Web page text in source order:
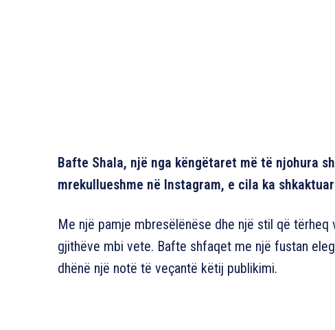
Bafte Shala, një nga këngëtaret më të njohura
mrekullueshme në Instagram, e cila ka
Me një pamje mbresëlënëse dhe një stil që
gjithëve mbi vete. Bafte shfaqet me një fustan
dhënë një notë të veçantë këtij publikimi.